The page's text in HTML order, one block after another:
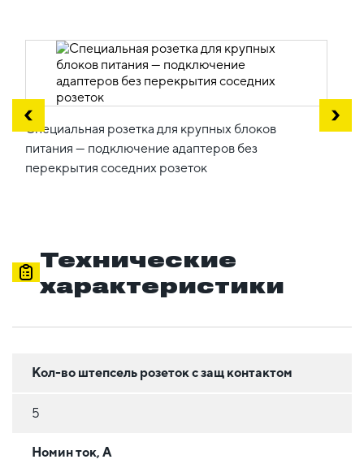
Специальная розетка для крупных блоков
питания — подключение адаптеров без
перекрытия соседних розеток
Технические
характеристики
Кол-во штепсель розеток с защ контактом
5
Номин ток, А